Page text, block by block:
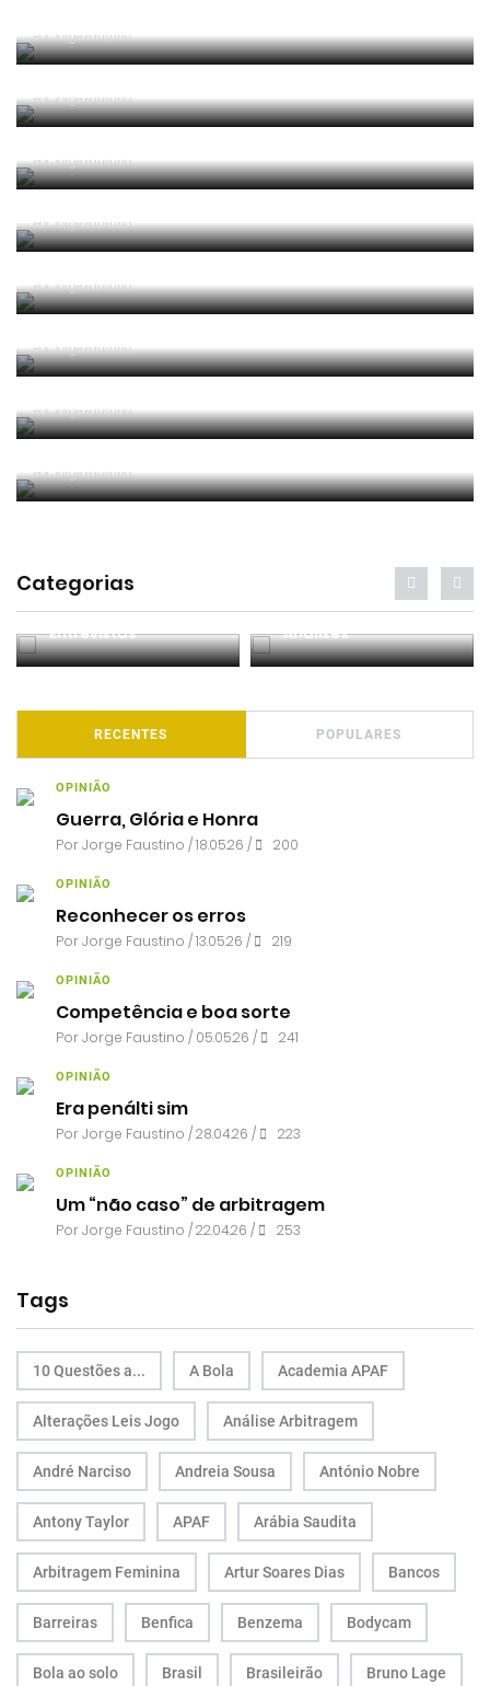
PorJorge Faustino
PorJorge Faustino
PorJorge Faustino
PorJorge Faustino
PorJorge Faustino
PorJorge Faustino
PorJorge Faustino
PorJorge Faustino
Categorias
Entrevistas Análises
RECENTES POPULARES
OPINIÃO
Guerra, Glória e Honra
PorJorge Faustino / 18.05.26 / 200
OPINIÃO
Reconhecer os erros
PorJorge Faustino / 13.05.26 / 219
OPINIÃO
Competência e boa sorte
PorJorge Faustino / 05.05.26 / 241
OPINIÃO
Era penálti sim
PorJorge Faustino / 28.04.26 / 223
OPINIÃO
Um “não caso” de arbitragem
PorJorge Faustino / 22.04.26 / 253
Tags
10 Questões a... A Bola Academia APAF
Alterações Leis Jogo Análise Arbitragem
André Narciso Andreia Sousa António Nobre
Antony Taylor APAF Arábia Saudita
Arbitragem Feminina Artur Soares Dias Bancos
Barreiras Benfica Benzema Bodycam
Bola ao solo Brasil Brasileirão Bruno Lage